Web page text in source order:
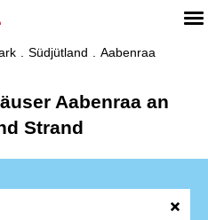
Südjütland Aabenraa
Aabenraa an
Strand